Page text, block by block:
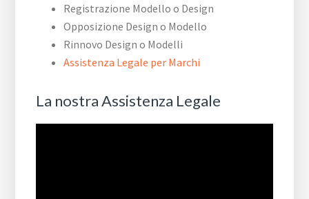
Registrazione Modello o Design
Opposizione Design o Modello
Rinnovo Design o Modelli
Assistenza Legale per Marchi
La nostra Assistenza Legale